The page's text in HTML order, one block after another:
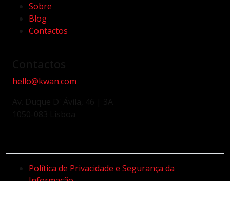
Sobre
Blog
Contactos
hello@kwan.com
Política de Privacidade e Segurança da
Informação